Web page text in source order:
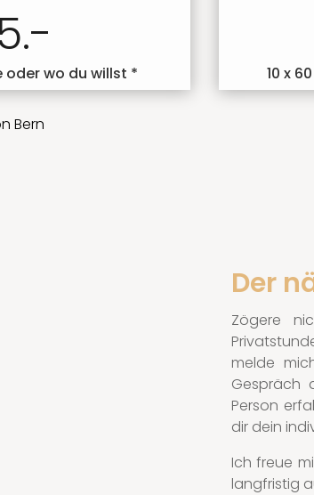
oder wo du willst * 10 x
Bern
Der
Zögere
melde
Gespräch
Person
dir dein
Ich freue
langfristig